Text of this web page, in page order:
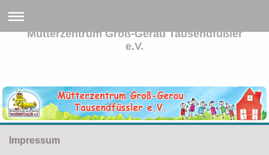
Mütterzentrum Groß-Gerau Tausendfüßler
e.V.
Impressum